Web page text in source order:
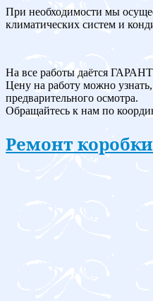
При необходимости мы
климатических систем и
На все работы даётся
Цену на работу можно узнать,
предварительного осмотра.
Обращайтесь к нам по
Ремонт